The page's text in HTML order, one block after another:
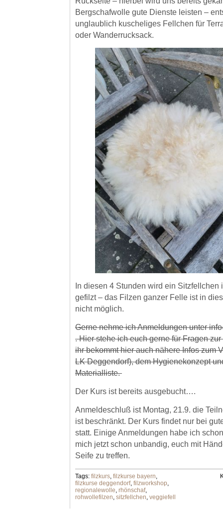
Bergschafwolle gute Dienste leisten –
unglaublich kuscheliges Fellchen für
oder Wanderrucksack.
In diesen 4 Stunden wird ein Sitzfellchen
gefilzt – das Filzen ganzer Felle ist in
nicht möglich.
Gerne nehme ich Anmeldungen unter
. Hier stehe ich euch gerne für Fragen
ihr bekommt hier auch nähere Infos zum
LK Deggendorf), dem Hygienekonzept
Materialliste.
Der Kurs ist bereits ausgebucht….
Anmeldeschluß ist Montag, 21.9. die
ist beschränkt. Der Kurs findet nur bei
statt. Einige Anmeldungen habe ich
mich jetzt schon unbandig, euch mit
Seife zu treffen.
Tags: filzkurs, filzkurse bayern,
filzkurse deggendorf, filzworkshop,
regionalewolle, rhönschaf,
rohwollefilzen, sitzfellchen, veggiefell